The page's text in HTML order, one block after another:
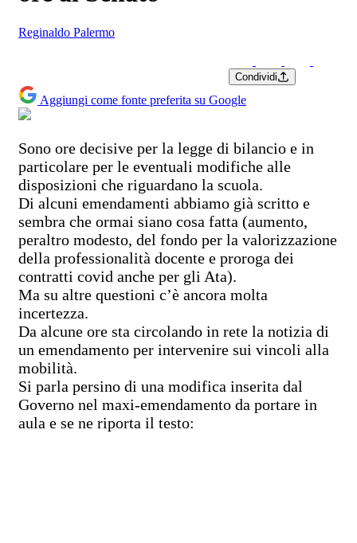
Reginaldo Palermo
Condividi
Aggiungi come fonte preferita su Google
Sono ore decisive per la legge di bilancio e in
particolare per le eventuali modifiche alle
disposizioni che riguardano la scuola.
Di alcuni emendamenti abbiamo già scritto e
sembra che ormai siano cosa fatta (aumento,
peraltro modesto, del fondo per la valorizzazione
della professionalità docente e proroga dei
contratti covid anche per gli Ata).
Ma su altre questioni c’è ancora molta
incertezza.
Da alcune ore sta circolando in rete la notizia di
un emendamento per intervenire sui vincoli alla
mobilità.
Si parla persino di una modifica inserita dal
Governo nel maxi-emendamento da portare in
aula e se ne riporta il testo: